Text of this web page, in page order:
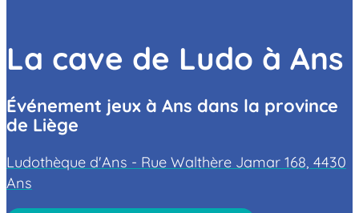
La cave de Ludo à Ans
Événement jeux à Ans dans la province
de Liège
Ludothèque d'Ans - Rue Walthère Jamar 168, 4430
Ans